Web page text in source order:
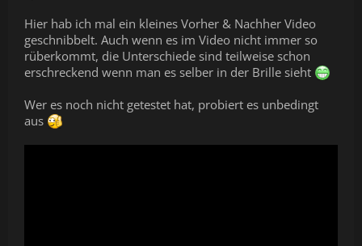
Hier hab ich mal ein kleines Vorher & Nachher Video
geschnibbelt. Auch wenn es im Video nicht immer so
rüberkommt, die Unterschiede sind teilweise schon
erschreckend wenn man es selber in der Brille sieht
Wer es noch nicht getestet hat, probiert es unbedingt
aus